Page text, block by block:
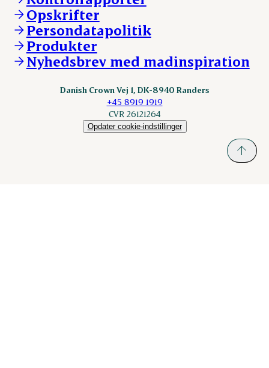
Kontakt
DAT-Schaub.com
ESS-FOOD.com
Fonden Dansk Gastronomi
KLS.se
nordicspoor.com
Scanhide.dk
Opskrifter
Persondatapolitik
Produkter
Nyhedsbrev med madinspiration
Danish Crown Vej 1, DK-8940 Randers
+45 8919 1919
CVR 26121264
Opdater cookie-indstillinger